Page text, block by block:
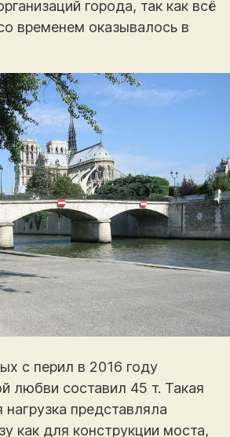
города, так как всё
временем оказывалось в
с перил в 2016 году
любви составил 45 т. Такая
нагрузка представляла
как для конструкции моста,